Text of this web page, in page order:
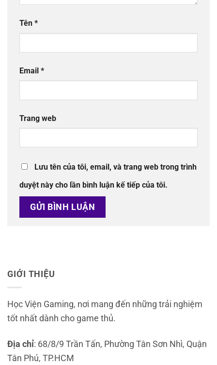
Tên *
Email *
Trang web
Lưu tên của tôi, email, và trang web trong trình
duyệt này cho lần bình luận kế tiếp của tôi.
GIỚI THIỆU
Học Viện Gaming, nơi mang đến những trải nghiệm
tốt nhất dành cho game thủ.
Địa chỉ: 68/8/9 Trần Tấn, Phường Tân Sơn Nhì, Quận
Tân Phú, TP.HCM